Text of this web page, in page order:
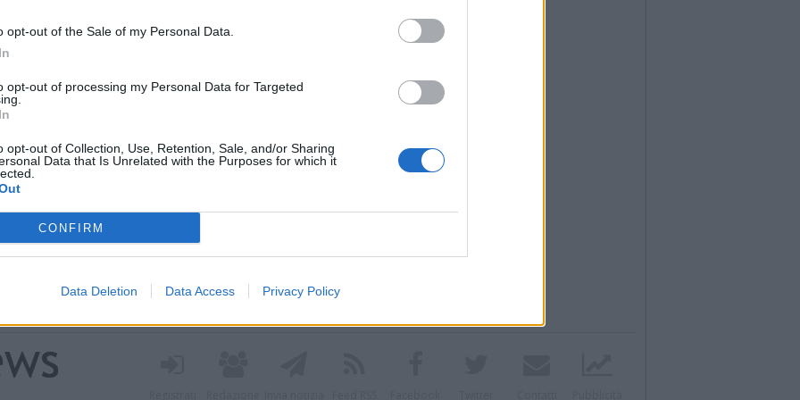
opt-out of the Sale of my Personal Data.
opt-out of processing my Personal Data for Targeted
opt-out of Collection, Use, Retention, Sale, and/or Sharing
Data that Is Unrelated with the Purposes for which it
CONFIRM
Data Deletion Data Access Privacy Policy
nei nuovi percorsi del
grazie a un contributo
Lombardia per avviare il progetto dedicato
Tre diversi percorsi di cura culturale pensati per
o isolamento